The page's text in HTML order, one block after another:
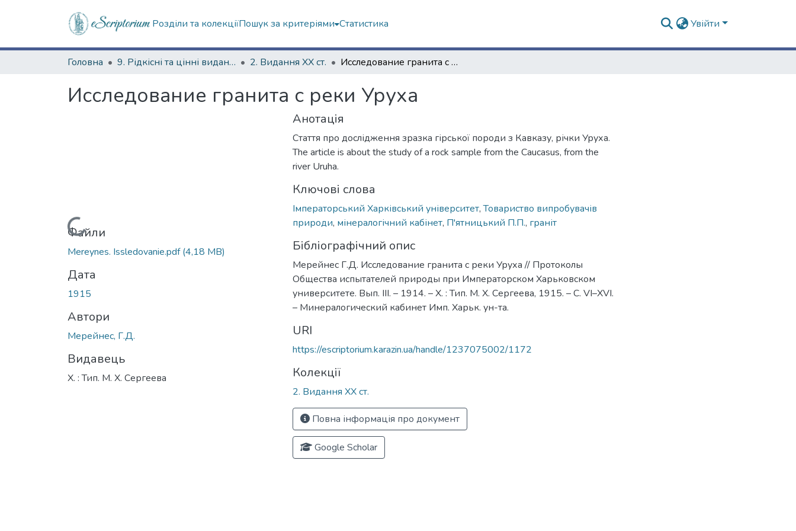
Розділи та колекціїПошук за критеріями Статистика Увійти
Головна 9. Рідкісні та цінні видання 2. Видання ХХ ст. Исследование гранита с реки Уруха
Исследование гранита с реки Уруха
Вантажиться...
Файли
Mereynes. Issledovanie.pdf(4,18 MB)
Дата
1915
Автори
Мерейнес, Г.Д.
Видавець
Х. : Тип. М. Х. Сергеева
Анотація
Стаття про дослідження зразка гірської породи з Кавказу, річки Уруха.
The article is about the study of a rock sample from the Caucasus, from the
river Uruha.
Ключові слова
Імператорський Харківський університет,Товариство випробувачів
природи, мінералогічний кабінет, П'ятницький П.П., граніт
Бібліографічний опис
Мерейнес Г.Д. Исследование гранита с реки Уруха // Протоколы
Общества испытателей природы при Императорском Харьковском
университете. Вып. ІІІ. – 1914. – Х. : Тип. М. Х. Сергеева, 1915. – С. VI–XVI.
– Минералогический кабинет Имп. Харьк. ун-та.
URI
https://escriptorium.karazin.ua/handle/1237075002/1172
Колекції
2. Видання ХХ ст.
Повна інформація про документ
Google Scholar